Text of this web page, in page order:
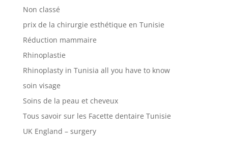
Devis
Non classé
prix de la chirurgie esthétique en Tunisie
Réduction mammaire
Rhinoplastie
Rhinoplasty in Tunisia all you have to know
soin visage
Soins de la peau et cheveux
Tous savoir sur les Facette dentaire Tunisie
UK England – surgery